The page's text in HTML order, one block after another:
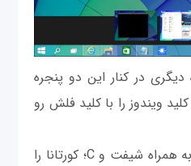
دیگری در کنار این دو پنجره
ویندوز را با کلید فلش رو
با ترکیب کلیدهای ویندوز به همراه شیفت و C؛ کورتانا را